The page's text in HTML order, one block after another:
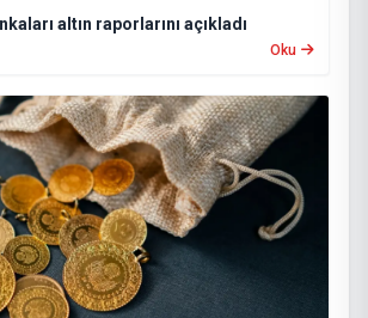
altın raporlarını açıkladı
Oku